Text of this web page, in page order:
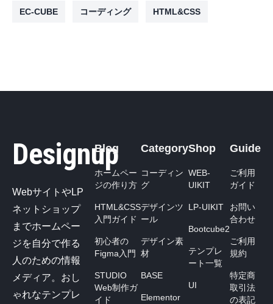
EC-CUBE コーディング HTML&CSS
Designup
WebサイトやLP
ネットショップ
までホームペー
ジを自分で作る
人のための情報
メディア。おし
ゃれなテンプレ
Blog
ホームペー
ジの作り方
HTML&CSS
入門ガイド
初心者の
Figma入門
STUDIO
Web制作ガ
イド
Category
コーディン
グ
デザインツ
ール
デザイン素
材
BASE
Elementor
Shop
WEB-
UIKIT
LP-UIKIT
Bootcube2
テンプレ
ート一覧
UI
Guide
ご利用
ガイド
お問い
合わせ
ご利用
規約
特定商
取引法
の表記